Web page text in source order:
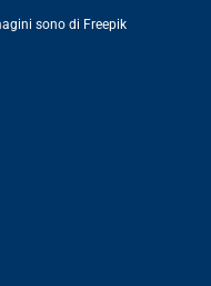
sono di Freepik